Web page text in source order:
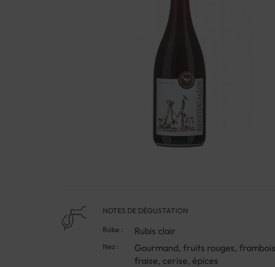
NOTES DE DÉGUSTATION
Robe : Rubis clair
Nez :
Gourmand, fruits rouges,
fraise, cerise, épices